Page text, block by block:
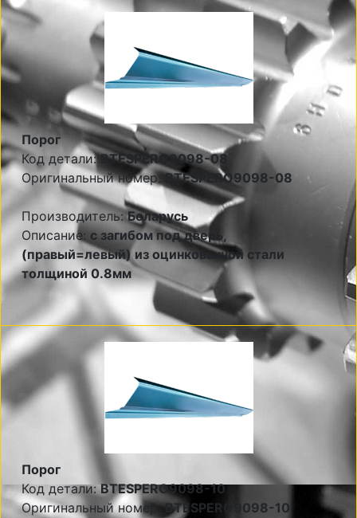
Порог
Код детали:BTESPERO9098-08
Оригинальный номер:BTESPERO9098-08
Производитель:Беларусь
Описание: с загибом под дверь,
(правый=левый) из оцинкованной стали
толщиной 0.8мм
Порог
Код детали:BTESPERO9098-10
Оригинальный номер:BTESPERO9098-10